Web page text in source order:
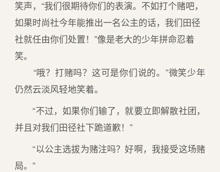
笑声，“我们很期待你们的表演。不如打个赌吧，
如果时尚社今年能推出一名公主的话，我们田径
社就任由你们处置！”像是老大的少年拼命忍着
笑。
“哦？打赌吗？这可是你们说的。”微笑少年
仍然云淡风轻地笑着。
“不过，如果你们输了，就要立即解散社团，
并且对我们田径社下跪道歉！”
“以公主选拔为赌注吗？好啊，我接受这场赌
局。”